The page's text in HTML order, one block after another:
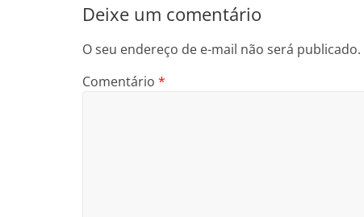
Deixe um comentário
O seu endereço de e-mail não será publicado.
Comentário *